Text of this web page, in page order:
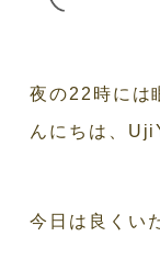
夜の22時には
んにちは、
今日は良くい